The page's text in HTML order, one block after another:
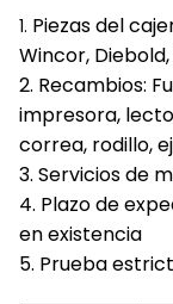
1. Piezas del
Wincor,
2. Recambios:
impresora,
correa, rodillo,
3. Servicios de
4. Plazo de
en existencia
5. Prueba